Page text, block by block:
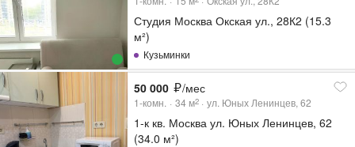
Студия Москва Окская ул., 28К2 (15.3
м²)
Кузьминки
50 000 /мес
1-комн. 34 м2 ул. Юных Ленинцев, 62
1-к кв. Москва ул. Юных Ленинцев, 62
(34.0 м²)